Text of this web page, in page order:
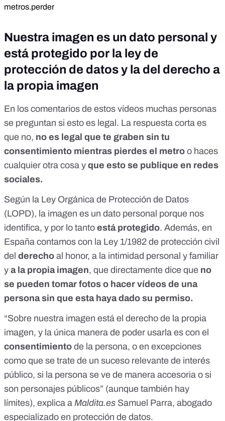
metros.perder
Nuestra imagen es un dato personal y
está protegido por la ley de
protección de datos y la del derecho a
la propia imagen
En los comentarios de estos vídeos muchas personas
se preguntan si esto es legal. La respuesta corta es
que no, no es legal que te graben sin tu
consentimiento mientras pierdes el metro o haces
cualquier otra cosa y que esto se publique en redes
sociales.
Según la Ley Orgánica de Protección de Datos
(LOPD), la imagen es un dato personal porque nos
identifica, y por lo tanto está protegido. Además, en
España contamos con la Ley 1/1982 de protección civil
del derecho al honor, a la intimidad personal y familiar
y a la propia imagen, que directamente dice que no
se pueden tomar fotos o hacer vídeos de una
persona sin que esta haya dado su permiso.
“Sobre nuestra imagen está el derecho de la propia
imagen, y la única manera de poder usarla es con el
consentimiento de la persona, o en excepciones
como que se trate de un suceso relevante de interés
público, si la persona se ve de manera accesoria o si
son personajes públicos” (aunque también hay
límites), explica a Maldita.es Samuel Parra, abogado
especializado en protección de datos.